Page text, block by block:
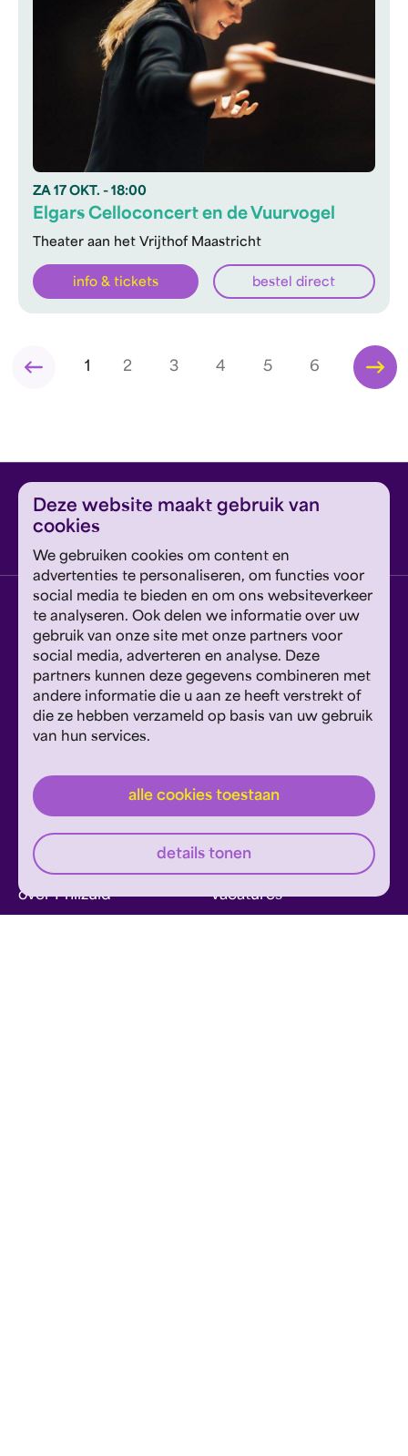
Deze website maakt gebruik van
cookies
We gebruiken cookies om content en
advertenties te personaliseren, om functies voor
social media te bieden en om ons websiteverkeer
te analyseren. Ook delen we informatie over uw
gebruik van onze site met onze partners voor
social media, adverteren en analyse. Deze
partners kunnen deze gegevens combineren met
andere informatie die u aan ze heeft verstrekt of
die ze hebben verzameld op basis van uw gebruik
van hun services.
alle cookies toestaan
details tonen
ZA 17 OKT. - 18:00
Theater aan het Vrijthof Maastricht
Elgars Celloconcert en de Vuurvogel
info & tickets bestel direct
1 2 3 4 5 6
Vestiging Eindhoven
Jan van Lieshoutstraat 5, 5611 EE Eindhoven
Vestiging Maastricht
Sint Theresiaplein 11, 6213 CG Maastricht
info@philzuid.nl
over Philzuid vacatures